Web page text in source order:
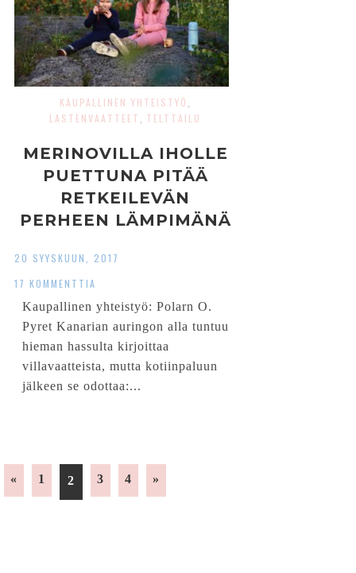
KAUPALLINEN YHTEISTYÖ
LASTENVAATTEET TELTTAILU
MERINOVILLA IHOLLE
PUETTUNA PITÄÄ
RETKEILEVÄN
PERHEEN LÄMPIMÄNÄ
20 SYYSKUUN, 2017
17 KOMMENTTIA
Kaupallinen yhteistyö: Polarn O.
Pyret Kanarian auringon alla tuntuu
hieman hassulta kirjoittaa
villavaatteista, mutta kotiinpaluun
jälkeen se odottaa:...
« 1 2 3 4 »